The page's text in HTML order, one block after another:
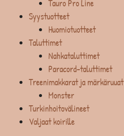
Tauro Pro Line
Syystuotteet
Huomiotuotteet
Taluttimet
Nahkataluttimet
Paracord-taluttimet
Treenimakkarat ja märkäruuat
Monster
Turkinhoitovälineet
Valjaat koirille